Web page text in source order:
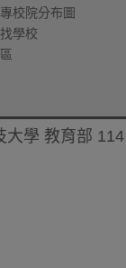
校院分布圖
學校
大學 教育部